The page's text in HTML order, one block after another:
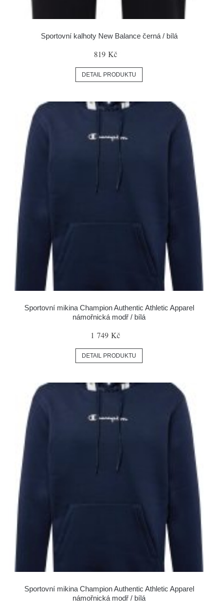
Sportovní kalhoty New Balance černá / bílá
819 Kč
DETAIL PRODUKTU
Sportovní mikina Champion Authentic Athletic Apparel
námořnická modř / bílá
1 749 Kč
DETAIL PRODUKTU
Sportovní mikina Champion Authentic Athletic Apparel
námořnická modř / bílá